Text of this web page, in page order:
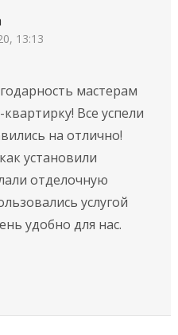
13:13
мастерам
Все успели
на отлично!
установили
отделочную
услугой
удобно для нас.